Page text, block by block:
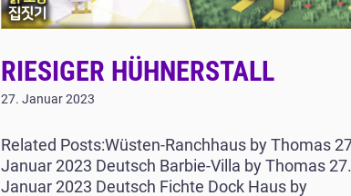
RIESIGER HÜHNERSTALL
27. Januar 2023
Related Posts:Wüsten-Ranchhaus by Thomas
Januar 2023 Deutsch Barbie-Villa by Thomas 27.
Januar 2023 Deutsch Fichte Dock Haus by